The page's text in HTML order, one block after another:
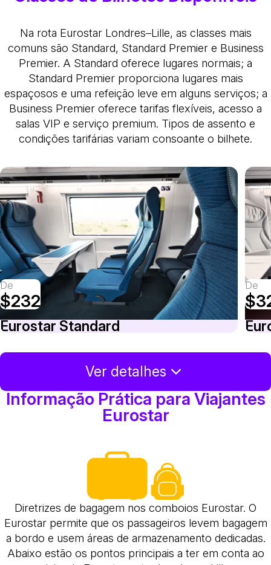
Na rota Eurostar Londres–Lille, as classes mais
comuns são Standard, Standard Premier e Business
Premier. A Standard oferece lugares normais; a
Standard Premier proporciona lugares mais
espaçosos e uma refeição leve em alguns serviços; a
Business Premier oferece tarifas flexíveis, acesso a
salas VIP e serviço premium. Tipos de assento e
condições tarifárias variam consoante o bilhete.
De
$232
Eurostar Standard
De
Ver detalhes
Informação Prática para Viajantes
Eurostar
Diretrizes de bagagem nos comboios Eurostar. O
Eurostar permite que os passageiros levem bagagem
a bordo e usem áreas de armazenamento dedicadas.
Abaixo estão os pontos principais a ter em conta ao